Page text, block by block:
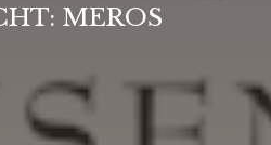
MEROS